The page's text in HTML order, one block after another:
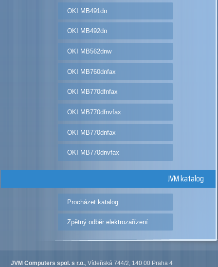
OKI MB491dn
OKI MB492dn
OKI MB562dnw
OKI MB760dnfax
OKI MB770dfnfax
OKI MB770dfnvfax
OKI MB770dnfax
OKI MB770dnvfax
JVM katalog
Procházet katalog...
Zpětný odběr elektrozařízení
JVM Computers spol. s r.o., Vídeňská 744/2, 140 00 Praha 4